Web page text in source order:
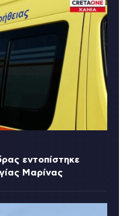
εντοπίστηκε
Μαρίνας